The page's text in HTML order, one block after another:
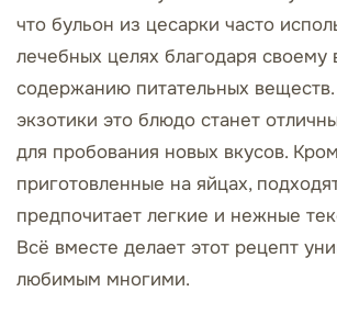
что бульон из цесарки часто
лечебных целях благодаря своему
содержанию питательных
экзотики это блюдо станет
для пробования новых вкусов.
приготовленные на яйцах,
предпочитает легкие и нежные
Всё вместе делает этот рецепт
любимым многими.